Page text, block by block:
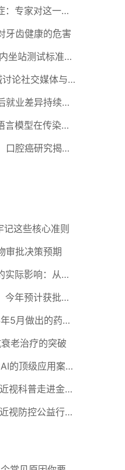
肉毒杆菌治疗抑郁症：专家对这一新趋势的看法
牙齿健康的危害
您年龄应有的30秒内坐站测试标准次数
Rachel Arderi 坦诚讨论社交媒体与无滤镜肌肤："一切都很具有误导性，不要相信你看到的一切"
黑人患者首次中风后就业差异持续存在
评估人工智能和大语言模型在传染病与重症监护中的应用：性能、安全性与负责任的临床使用
突破传统风险因素：口腔癌研究揭示新见解
记这些核心准则
审批决策预期
AI在医疗保健领域的实际影响：从数据到诊断及更远
FDA药物审批管道：今年预计获批的关键新疗法
FDA预计将于2026年5月做出的药物审批决定
老治疗的突破
2026年医疗行业中AI的顶级应用案例、优势与真实实例
【控近视 兴未来】近视科普走进金陵，守护儿童明眸共筑“睛”彩未来
【控近视 兴未来】近视防控公益行落地北京，守护首都儿童“睛”彩童年